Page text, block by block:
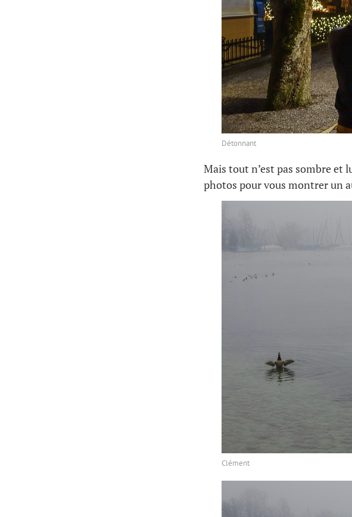
Détonnant
Mais tout n’est pas sombre et
photos pour vous montrer un
Clément